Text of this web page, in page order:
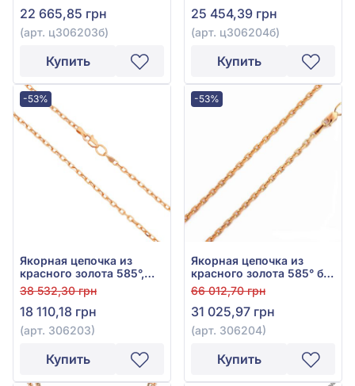
22 665,85 грн
(арт. ц306203б)
Купить
25 454,39 грн
(арт. ц306204б)
Купить
-53%
Якорная цепочка из
красного золота 585°,
без вставки, арт. 306203
38 532,30 грн
18 110,18 грн
(арт. 306203)
Купить
-53%
Якорная цепочка из
красного золота 585° без
вставки, арт. 306204
66 012,70 грн
31 025,97 грн
(арт. 306204)
Купить